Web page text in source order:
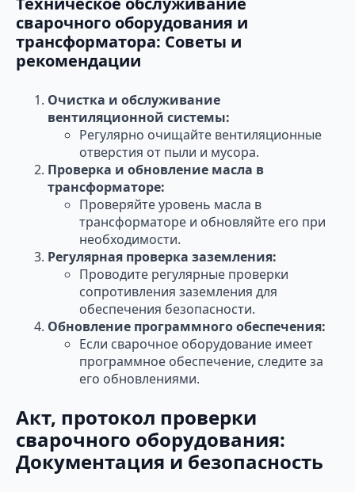
сварочного оборудования и
трансформатора: Советы и
рекомендации
Очистка и обслуживание
вентиляционной системы:
Регулярно очищайте вентиляционные
отверстия от пыли и мусора.
Проверка и обновление масла в
трансформаторе:
Проверяйте уровень масла в
трансформаторе и обновляйте его при
необходимости.
Регулярная проверка заземления:
Проводите регулярные проверки
сопротивления заземления для
обеспечения безопасности.
Обновление программного обеспечения:
Если сварочное оборудование имеет
программное обеспечение, следите за
его обновлениями.
Акт, протокол проверки
сварочного оборудования:
Документация и безопасность